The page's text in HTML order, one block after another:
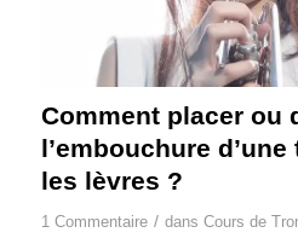
Comment placer ou
l’embouchure
les lèvres ?
1 Commentaire / dans Cours de